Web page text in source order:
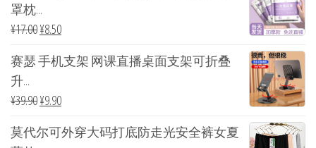
罩枕...
¥17.00¥8.50
赛瑟 手机支架 网课直播桌面支架可折叠
升...
¥39.90¥9.90
莫代尔可外穿大码打底防走光安全裤女夏